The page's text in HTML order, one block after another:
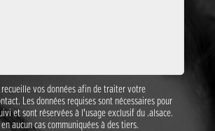
recueille vos données afin de traiter votre
Les données requises sont nécessaires pour
et sont réservées à l’usage exclusif du .alsace.
aucun cas communiquées à des tiers.